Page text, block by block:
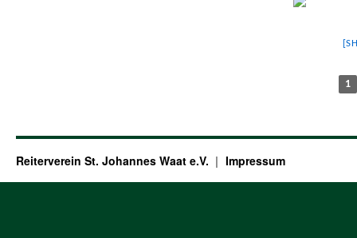
1
Reiterverein St. Johannes Waat e.V. Impressum